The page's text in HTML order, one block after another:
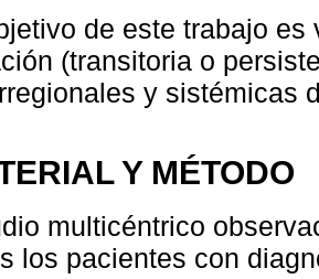
de este trabajo
(transitoria o
y sistémicas
Y MÉTODO
multicéntrico
los pacientes con